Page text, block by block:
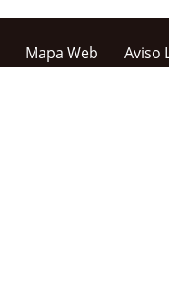
Mapa Web Aviso